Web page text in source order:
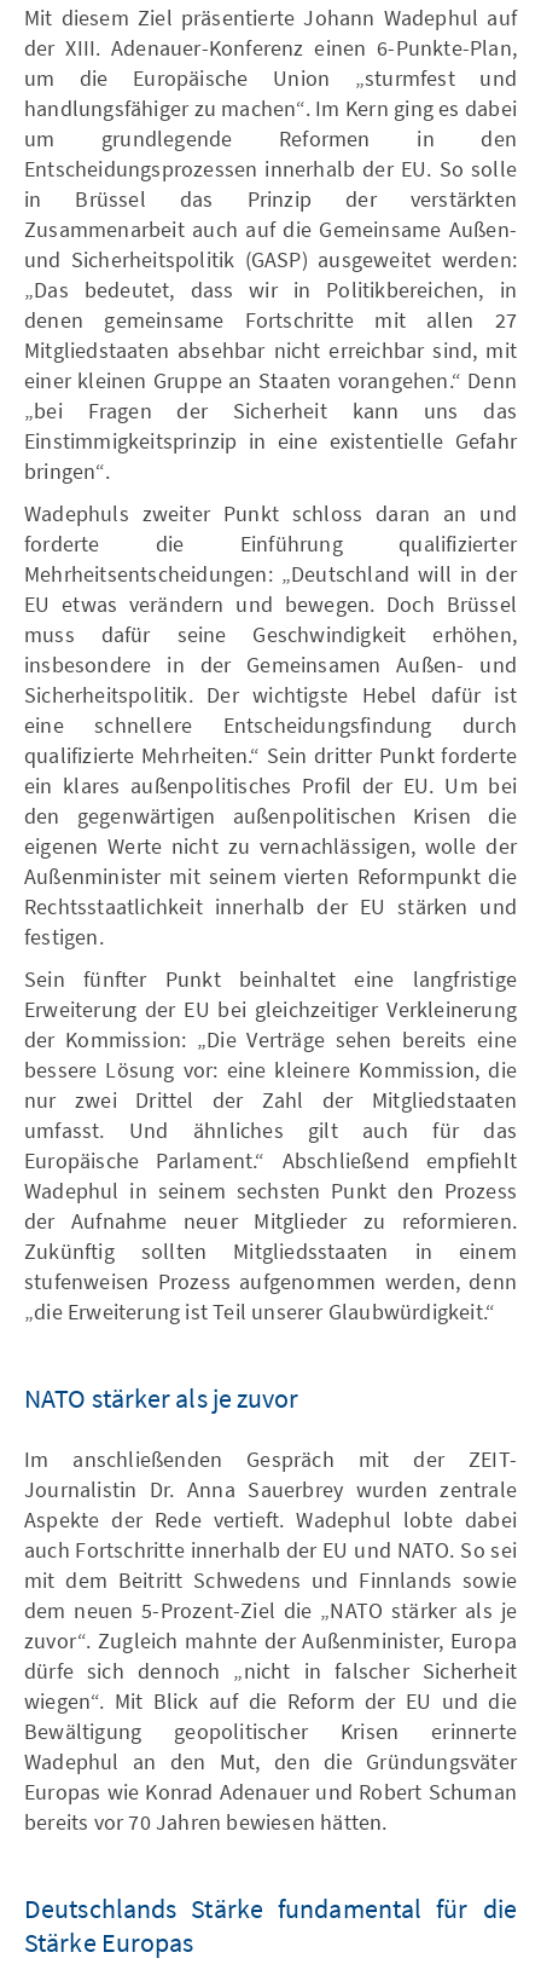
Mit diesem Ziel präsentierte Johann Wadephul auf
der XIII. Adenauer-Konferenz einen 6-Punkte-Plan,
um die Europäische Union „sturmfest und
handlungsfähiger zu machen“. Im Kern ging es dabei
um grundlegende Reformen in den
Entscheidungsprozessen innerhalb der EU. So solle
in Brüssel das Prinzip der verstärkten
Zusammenarbeit auch auf die Gemeinsame Außen-
und Sicherheitspolitik (GASP) ausgeweitet werden:
„Das bedeutet, dass wir in Politikbereichen, in
denen gemeinsame Fortschritte mit allen 27
Mitgliedstaaten absehbar nicht erreichbar sind, mit
einer kleinen Gruppe an Staaten vorangehen.“ Denn
„bei Fragen der Sicherheit kann uns das
Einstimmigkeitsprinzip in eine existentielle Gefahr
bringen“.
Wadephuls zweiter Punkt schloss daran an und
forderte die Einführung qualifizierter
Mehrheitsentscheidungen: „Deutschland will in der
EU etwas verändern und bewegen. Doch Brüssel
muss dafür seine Geschwindigkeit erhöhen,
insbesondere in der Gemeinsamen Außen- und
Sicherheitspolitik. Der wichtigste Hebel dafür ist
eine schnellere Entscheidungsfindung durch
qualifizierte Mehrheiten.“ Sein dritter Punkt forderte
ein klares außenpolitisches Profil der EU. Um bei
den gegenwärtigen außenpolitischen Krisen die
eigenen Werte nicht zu vernachlässigen, wolle der
Außenminister mit seinem vierten Reformpunkt die
Rechtsstaatlichkeit innerhalb der EU stärken und
festigen.
Sein fünfter Punkt beinhaltet eine langfristige
Erweiterung der EU bei gleichzeitiger Verkleinerung
der Kommission: „Die Verträge sehen bereits eine
bessere Lösung vor: eine kleinere Kommission, die
nur zwei Drittel der Zahl der Mitgliedstaaten
umfasst. Und ähnliches gilt auch für das
Europäische Parlament.“ Abschließend empfiehlt
Wadephul in seinem sechsten Punkt den Prozess
der Aufnahme neuer Mitglieder zu reformieren.
Zukünftig sollten Mitgliedsstaaten in einem
stufenweisen Prozess aufgenommen werden, denn
„die Erweiterung ist Teil unserer Glaubwürdigkeit.“
NATO stärker als je zuvor
Im anschließenden Gespräch mit der ZEIT-
Journalistin Dr. Anna Sauerbrey wurden zentrale
Aspekte der Rede vertieft. Wadephul lobte dabei
auch Fortschritte innerhalb der EU und NATO. So sei
mit dem Beitritt Schwedens und Finnlands sowie
dem neuen 5-Prozent-Ziel die „NATO stärker als je
zuvor“. Zugleich mahnte der Außenminister, Europa
dürfe sich dennoch „nicht in falscher Sicherheit
wiegen“. Mit Blick auf die Reform der EU und die
Bewältigung geopolitischer Krisen erinnerte
Wadephul an den Mut, den die Gründungsväter
Europas wie Konrad Adenauer und Robert Schuman
bereits vor 70 Jahren bewiesen hätten.
Deutschlands Stärke fundamental für die
Stärke Europas